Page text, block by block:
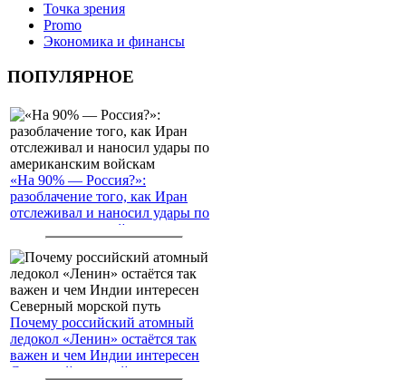
Точка зрения
Promo
Экономика и финансы
ПОПУЛЯРНОЕ
«На 90% — Россия?»:
разоблачение того, как Иран
отслеживал и наносил удары по
американским войскам
Почему российский атомный
ледокол «Ленин» остаётся так
важен и чем Индии интересен
Северный морской путь